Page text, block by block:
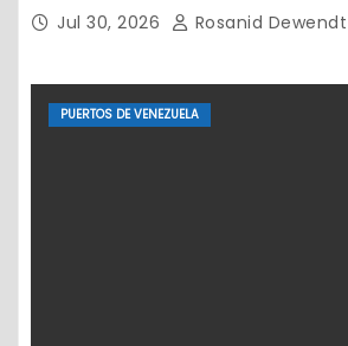
Jul 30, 2026 Rosanid Dewendt
PUERTOS DE VENEZUELA